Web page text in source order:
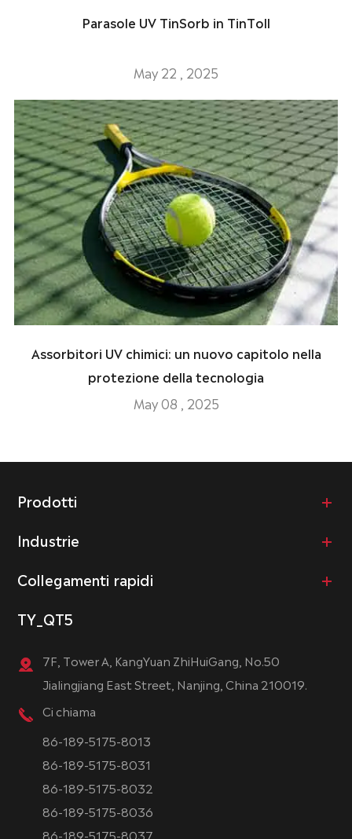
Parasole UV TinSorb in TinToll
May 22 , 2025
Assorbitori UV chimici: un nuovo capitolo nella
protezione della tecnologia
May 08 , 2025
Prodotti
Industrie
Collegamenti rapidi
TY_QT5
7F, Tower A, KangYuan ZhiHuiGang, No.50
Jialingjiang East Street, Nanjing, China 210019.
Ci chiama
86-189-5175-8013
86-189-5175-8031
86-189-5175-8032
86-189-5175-8036
86-189-5175-8037